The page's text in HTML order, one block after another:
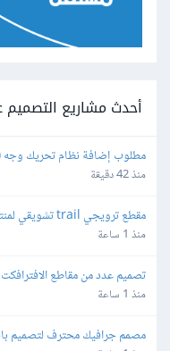
أحدث مشاريع
باستخدام Blender
منذ 42 دقيقة
مقطع ترويجي trail تشويقي لمنتج لمدة سبعة الى عشرة ثواني بشكل احترافي
منذ 1 ساعة
تصميم عدد من مقاطع الافترافكت
منذ 1 ساعة
مصمم جرافيك محترف لتصميم